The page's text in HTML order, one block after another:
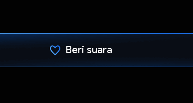
Beri suara